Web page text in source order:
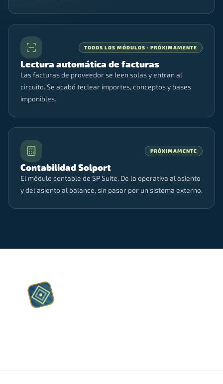
TODOS LOS MÓDULOS · PRÓXIMAMENTE
Lectura automática de facturas
Las facturas de proveedor se leen solas y entran al
circuito. Se acabó teclear importes, conceptos y bases
imponibles.
PRÓXIMAMENTE
Contabilidad Solport
El módulo contable de SP Suite. De la operativa al asiento
y del asiento al balance, sin pasar por un sistema externo.
A♥